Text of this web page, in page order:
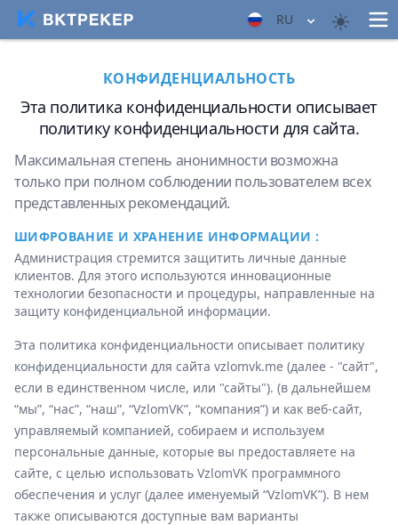
RU
КОНФИДЕНЦИАЛЬНОСТЬ
Эта политика конфиденциальности описывает
политику конфиденциальности для сайта.
Максимальная степень анонимности возможна
только при полном соблюдении пользователем всех
представленных рекомендаций.
ШИФРОВАНИЕ И ХРАНЕНИЕ ИНФОРМАЦИИ :
Администрация стремится защитить личные данные
клиентов. Для этого используются инновационные
технологии безопасности и процедуры, направленные на
защиту конфиденциальной информации.
Эта политика конфиденциальности описывает политику
конфиденциальности для сайта ‌vzlomvk.me (далее - "сайт",
если в единственном числе, или "сайты"). (в дальнейшем
“мы”, “нас”, “наш”, “VzlomVK”, “компания”) и как веб-сайт,
управляемый компанией, собираем и используем
персональные данные, которые вы предоставляете на
сайте, с целью использовать VzlomVK программного
обеспечения и услуг (далее именуемый “VzlomVK”). В нем
также описываются доступные вам варианты